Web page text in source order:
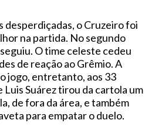
desperdiçadas, o Cruzeiro foi
na partida. No segundo
O time celeste cedeu
de reação ao Grêmio. A
jogo, entretanto, aos 33
Suárez tirou da cartola um
de fora da área, e também
para empatar o duelo.